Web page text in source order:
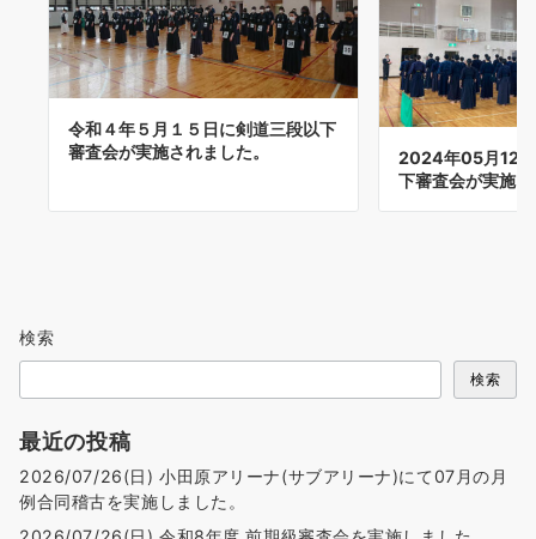
令和４年５月１５日に剣道三段以下
審査会が実施されました。
2024年05月12
下審査会が実施
検索
検索
最近の投稿
2026/07/26(日) 小田原アリーナ(サブアリーナ)にて07月の月
例合同稽古を実施しました。